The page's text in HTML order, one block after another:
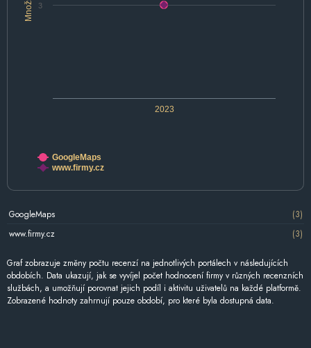
2023
3
GoogleMaps
www.firmy.cz
GoogleMaps
(3)
www.firmy.cz
(3)
Graf zobrazuje změny počtu recenzí na jednotlivých portálech v následujících
obdobích. Data ukazují, jak se vyvíjel počet hodnocení firmy v různých recenzních
službách, a umožňují porovnat jejich podíl i aktivitu uživatelů na každé platformě.
Zobrazené hodnoty zahrnují pouze období, pro které byla dostupná data.